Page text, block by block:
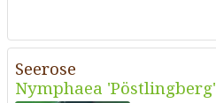
Seerose
Nymphaea 'Pöstlingberg'